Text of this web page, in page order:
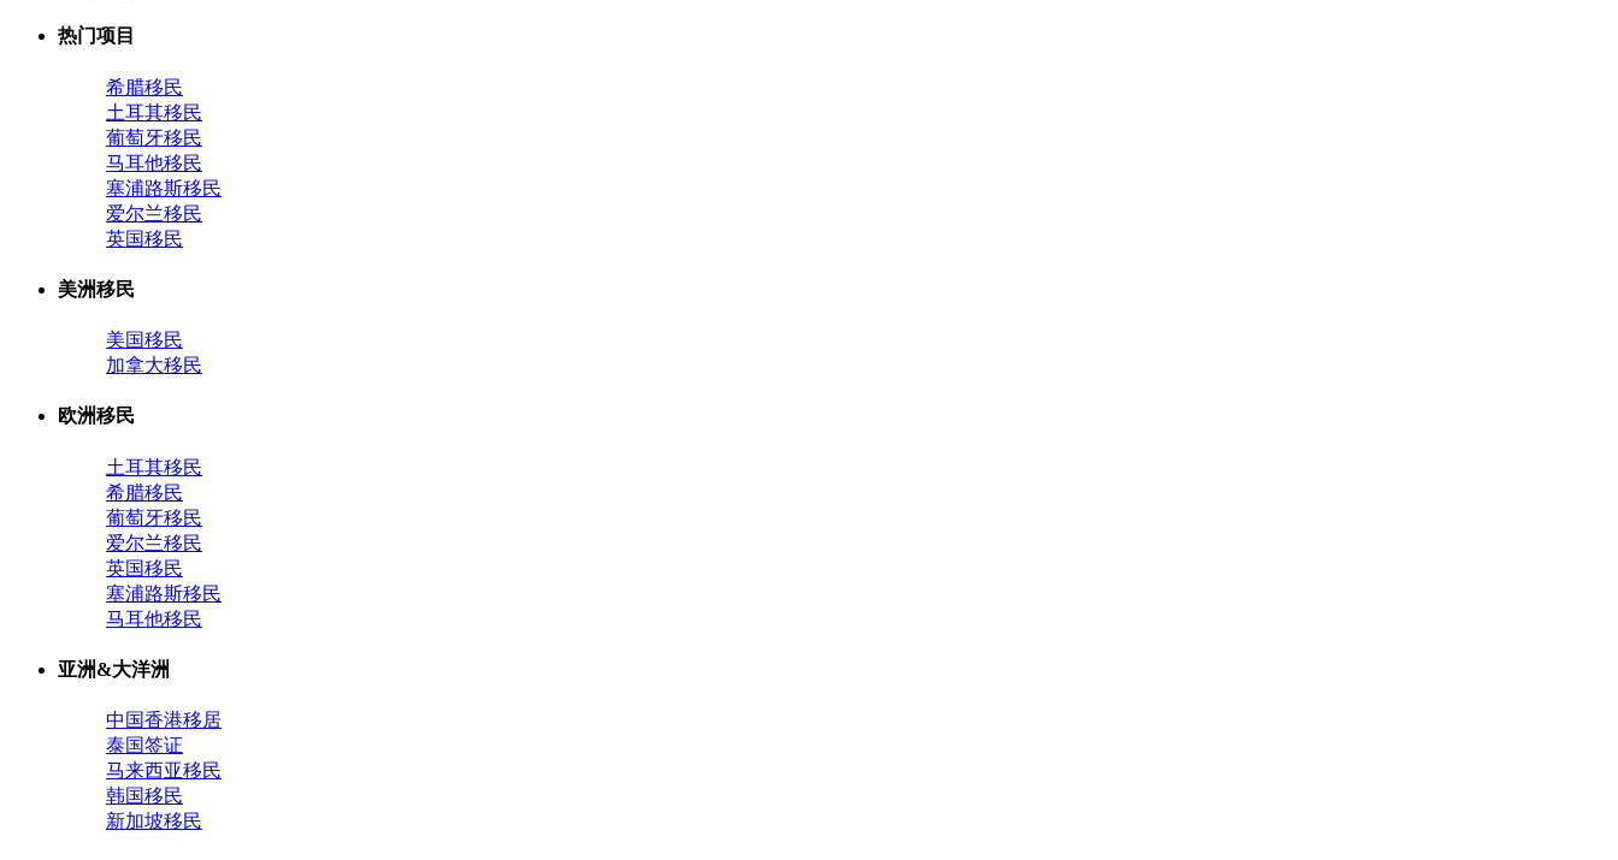
热门项目
希腊移民
土耳其移民
葡萄牙移民
马耳他移民
塞浦路斯移民
爱尔兰移民
英国移民
美洲移民
美国移民
加拿大移民
欧洲移民
土耳其移民
希腊移民
葡萄牙移民
爱尔兰移民
英国移民
塞浦路斯移民
马耳他移民
亚洲&大洋洲
中国香港移居
泰国签证
马来西亚移民
韩国移民
新加坡移民